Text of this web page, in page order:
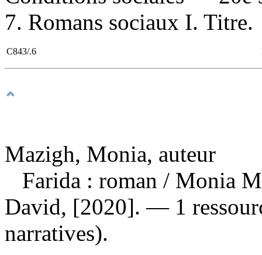
7. Romans sociaux I.
C843/.6
Mazigh, Monia, auteur
Farida : roman / Monia
David, [2020]. — 1
narratives).